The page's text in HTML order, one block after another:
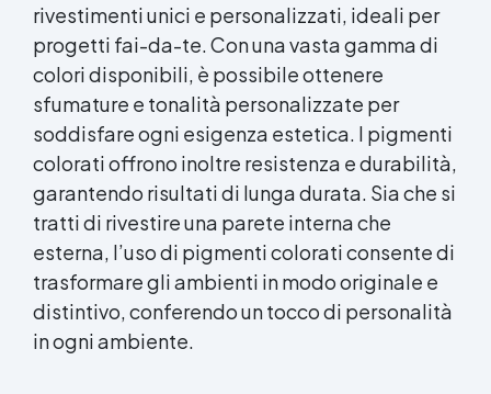
rivestimenti unici e personalizzati, ideali per
progetti fai-da-te. Con una vasta gamma di
colori disponibili, è possibile ottenere
sfumature e tonalità personalizzate per
soddisfare ogni esigenza estetica. I pigmenti
colorati offrono inoltre resistenza e durabilità,
garantendo risultati di lunga durata. Sia che si
tratti di rivestire una parete interna che
esterna, l’uso di pigmenti colorati consente di
trasformare gli ambienti in modo originale e
distintivo, conferendo un tocco di personalità
in ogni ambiente.